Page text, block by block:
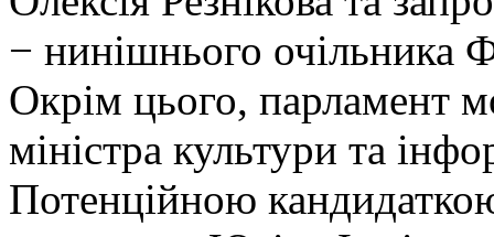
− нинішнього
Окрім цього, парламент
міністра культури та
Потенційною